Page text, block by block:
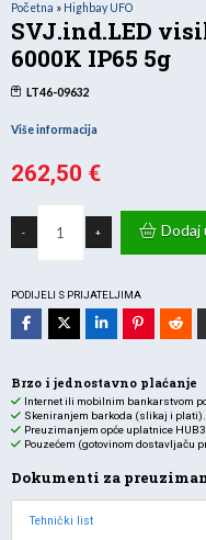
Početna » Highbay UFO
SVJ.ind.LED
6000K IP65 5g
LT46-09632
Više informacija
262,50 €
-
28000lm
6000K
količina
+ Dodaj
PODIJELI S PRIJATELJIMA
Brzo i jednostavno plaćanje
Internet ili mobilnim bankarstvom
Skeniranjem barkoda (slikaj i plati).
Preuzimanjem opće uplatnice
Pouzećem (gotovinom dostavljaču
Dokumenti za
Tehnički list